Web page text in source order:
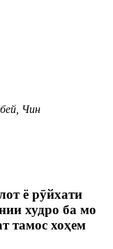
Чин
ё рӯйхати
худро ба мо
тамос хоҳем